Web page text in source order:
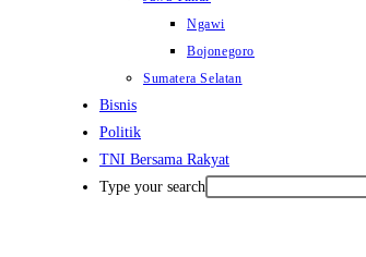
Ngawi
Bojonegoro
Sumatera Selatan
Bisnis
Politik
TNI Bersama Rakyat
Type your search